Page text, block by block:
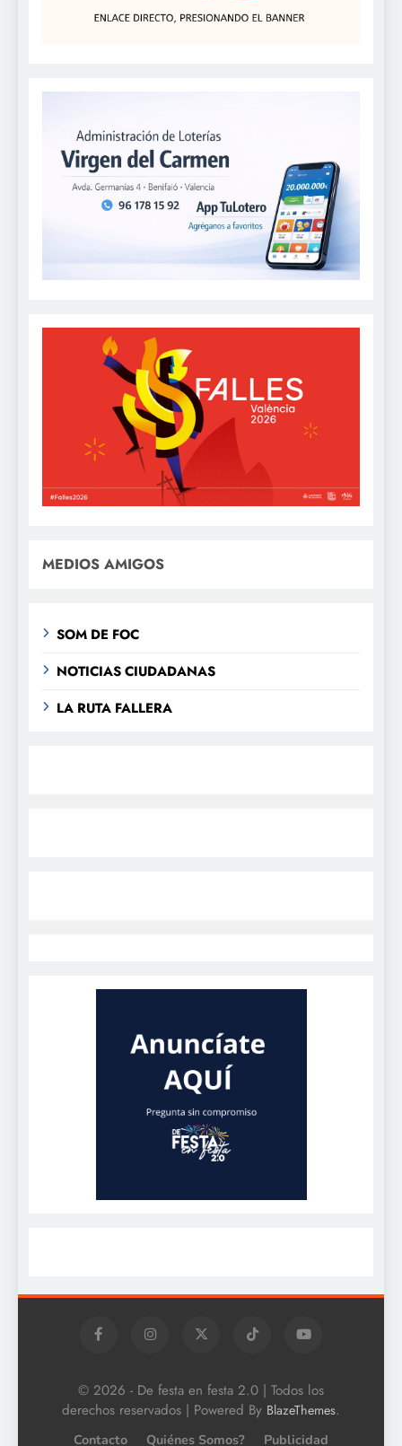
MEDIOS AMIGOS
SOM DE FOC
NOTICIAS CIUDADANAS
LA RUTA FALLERA
© 2026 - De festa en festa 2.0 | Todos los
derechos reservados | Powered By BlazeThemes.
Contacto Quiénes Somos? Publicidad